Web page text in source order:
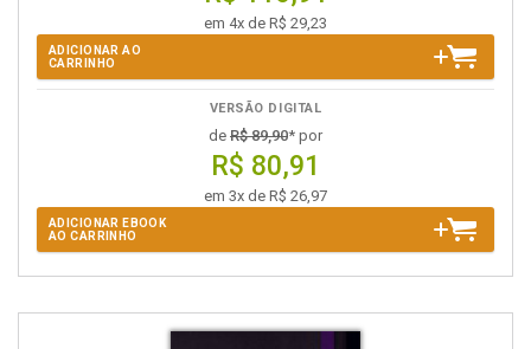
em 4x de R$ 29,23
ADICIONAR AO
CARRINHO
VERSÃO DIGITAL
de R$ 89,90* por
R$ 80,91
em 3x de R$ 26,97
ADICIONAR EBOOK
AO CARRINHO